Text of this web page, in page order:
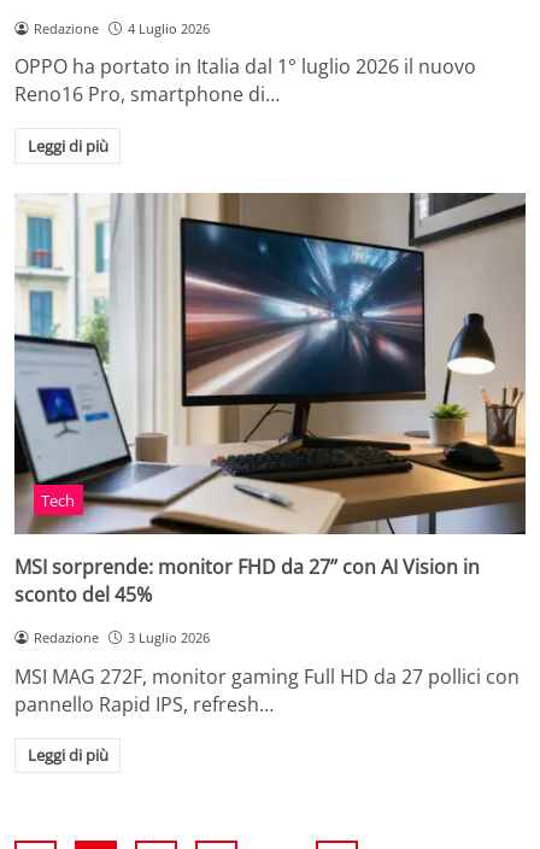
Redazione 4 Luglio 2026
OPPO ha portato in Italia dal 1° luglio 2026 il nuovo
Reno16 Pro, smartphone di…
Leggi di più
Tech
MSI sorprende: monitor FHD da 27’’ con AI Vision in
sconto del 45%
Redazione 3 Luglio 2026
MSI MAG 272F, monitor gaming Full HD da 27 pollici con
pannello Rapid IPS, refresh…
Leggi di più